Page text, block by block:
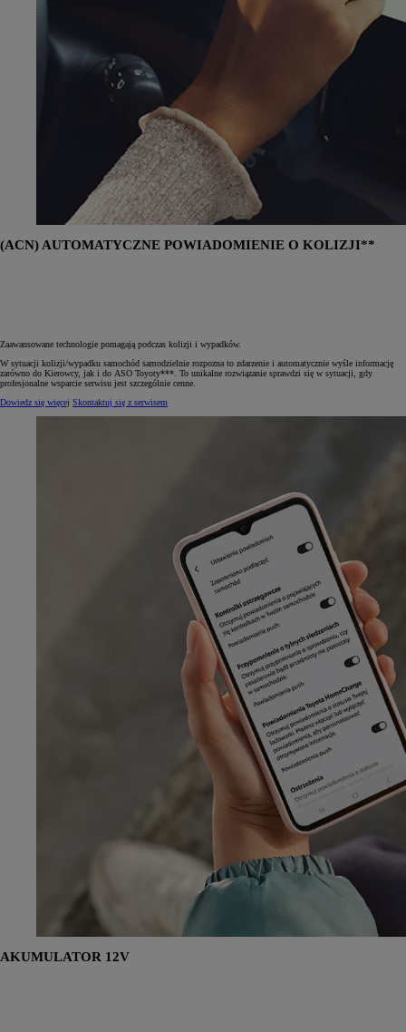
(ACN) AUTOMATYCZNE POWIADOMIENIE O KOLIZJI**
Zaawansowane technologie pomagają podczas kolizji i wypadków.
W sytuacji kolizji/wypadku samochód samodzielnie rozpozna to zdarzenie i automatycznie wyśle informację
zarówno do Kierowcy, jak i do ASO Toyoty***. To unikalne rozwiązanie sprawdzi się w sytuacji, gdy
profesjonalne wsparcie serwisu jest szczególnie cenne.
Dowiedz się więcej Skontaktuj się z serwisem
AKUMULATOR 12V